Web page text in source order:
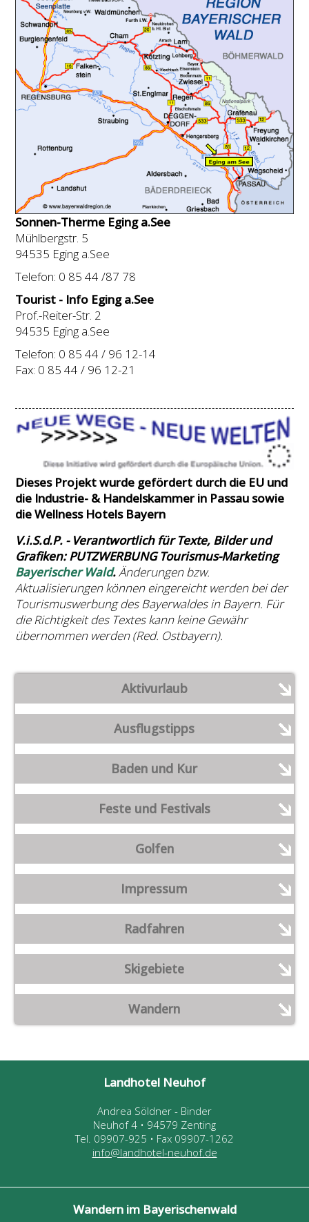
Sonnen-Therme Eging a.See
Mühlbergstr. 5
94535 Eging a.See
Telefon: 0 85 44 /87 78
Tourist - Info Eging a.See
Prof.-Reiter-Str. 2
94535 Eging a.See
Telefon: 0 85 44 / 96 12-14
Fax: 0 85 44 / 96 12-21
Dieses Projekt wurde gefördert durch die EU und
die Industrie- & Handelskammer in Passau sowie
dieWellness Hotels Bayern
V.i.S.d.P. - Verantwortlich für Texte, Bilder und
Grafiken: PUTZWERBUNG Tourismus-Marketing
Bayerischer Wald.Änderungen bzw.
Aktualisierungen können eingereicht werden bei der
Tourismuswerbung des Bayerwaldes in Bayern. Für
die Richtigkeit des Textes kann keine Gewähr
übernommen werden (Red. Ostbayern).
Aktivurlaub
Ausflugstipps
Baden und Kur
Feste und Festivals
Golfen
Impressum
Radfahren
Skigebiete
Wandern
Landhotel Neuhof
Andrea Söldner - Binder
Neuhof 4 • 94579 Zenting
Tel. 09907-925 • Fax 09907-1262
info@landhotel-neuhof.de
Wandern im Bayerischenwald